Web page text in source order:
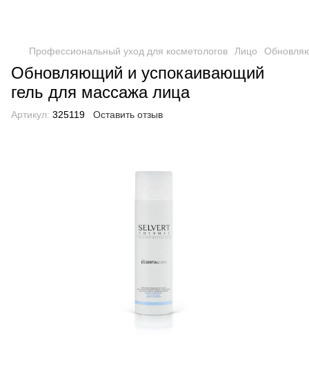
Профессиональный уход для косметологов Лицо
Обновляющий и успокаивающий
гель для массажа лица
Артикул: 325119 Оставить отзыв